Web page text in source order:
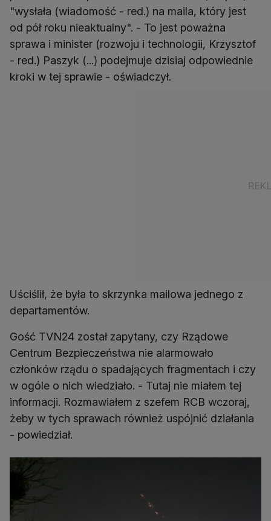
"wysłała (wiadomość - red.) na maila, który jest
od pół roku nieaktualny". - To jest poważna
sprawa i minister (rozwoju i technologii, Krzysztof
- red.) Paszyk (...) podejmuje dzisiaj odpowiednie
kroki w tej sprawie - oświadczył.
Uściślił, że była to skrzynka mailowa jednego z
departamentów.
Gość TVN24 został zapytany, czy Rządowe
Centrum Bezpieczeństwa nie alarmowało
członków rządu o spadających fragmentach i czy
w ogóle o nich wiedziało. - Tutaj nie miałem tej
informacji. Rozmawiałem z szefem RCB wczoraj,
żeby w tych sprawach również uspójnić działania
- powiedział.